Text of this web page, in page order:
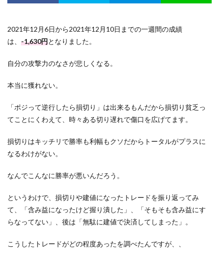
2021年12月6日から2021年12月10日までの一週間の成績
は、 -1,630円となりました。
自分の攻撃力のなさが悲しくなる。
本当に獲れない。
「ポジって逆行したら損切り」は出来るもんだから損切り貧乏っ
てことにくわえて、時々ある切り遅れで傷口を広げてます。
損切りはキッチリで勝率も利幅もクソだからトータルがプラスに
なるわけがない。
なんでこんなに勝率が悪いんだろう。
というわけで、損切りや建値になったトレードを振り返ってみ
て、「含み益になったけど握り潰した」、「そもそも含み益にす
らなってない」、後は「無駄に建値で決済してしまった」。
こうしたトレードがどの程度あったを調べたんですが、、